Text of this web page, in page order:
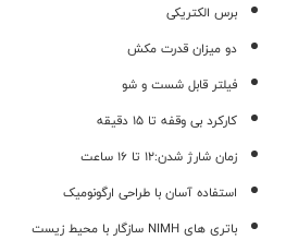
برس الکتریکی
دو میزان قدرت مکش
فیلتر قابل شست و شو
کارکرد بی وقفه تا 15 دقیقه
زمان شارژ شدن:12 تا 16 ساعت
استفاده آسان با طراحی ارگونومیک
باتری های NIMH سازگار با محیط زیست